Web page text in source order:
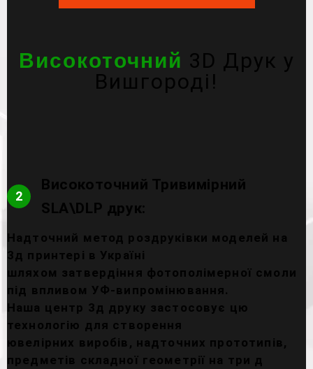
Високоточний 3D Друк у
Вишгороді!
2
Високоточний Тривимірний
SLA\DLP друк:
Надточний метод роздруківки моделей на
3д принтері в Україні
шляхом затвердіння фотополімерної смоли
під впливом УФ-випромінювання.
Наша центр 3д друку застосовує цю
технологію для створення
ювелірних виробів, надточних прототипів,
предметів складної геометрії на три д